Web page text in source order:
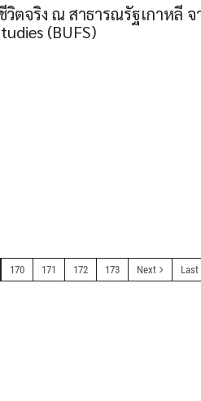
ตจริง ณ สาธารณรัฐเกาหลี จ
(BUFS)
170 171 172 173 Next Last